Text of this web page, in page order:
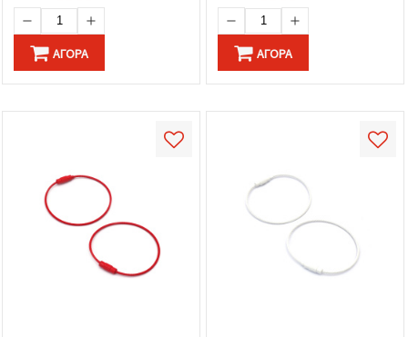
ΑΓΟΡΆ ΑΓΟΡΆ